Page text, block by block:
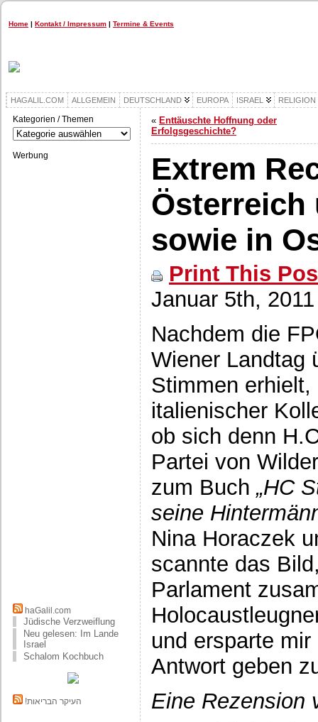
Home | Kontakt / Impressum | Termine & Events
HAGALIL.COM ALLGEMEIN DEUTSCHLAND EUROPA ISRAEL RELIGION
Kategorien / Themen
Kategorien
/
Themen
Werbung
haGalil.com
Jüdische Verzweiflung
Neu gelesen: Im Lande
Israel
Schalom Kochbuch
!העיקר הבריאות
« Enttäuschte Hoffnung oder
Erfolgsgeschichte?
Extrem
Österreich
sowie in
Print This
Januar 5th, 2011
Nachdem die
Wiener Landtag
Stimmen
italienischer
ob sich denn
Partei von
zum Buch „HC
seine
Nina Horaczek
scannte das
Parlament
und ersparte
Antwort geben
Eine Rezension